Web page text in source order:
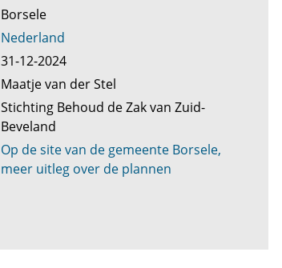
Borsele
Nederland
31-12-2024
Maatje van der Stel
Stichting Behoud de Zak van Zuid-
Beveland
Op de site van de gemeente Borsele,
meer uitleg over de plannen